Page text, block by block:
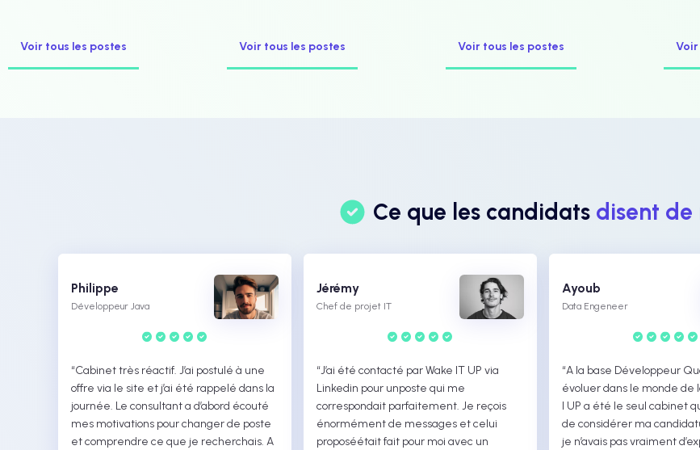
Voir tous les postes Voir tous les postes Voir tous les postes
Ce que les candidats disent de
Philippe
Développeur Java
“Cabinet très réactif. J’ai postulé à une
offre via le site et j’ai été rappelé dans la
journée. Le consultant a d’abord écouté
mes motivations pour changer de poste
et comprendre ce que je recherchais. A
Jérémy
Chef de projet IT
“J’ai été contacté par Wake IT UP via
Linkedin pour unposte qui me
correspondait parfaitement. Je reçois
énormément de messages et celui
proposéétait fait pour moi avec un
Ayoub
Data Engeneer
“A la base Développeur
évoluer dans le monde de
I UP a été le seul cabinet
de considérer ma
je n’avais pas vraiment